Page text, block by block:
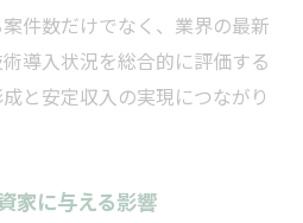
件数だけでなく、業界の最新
導入状況を総合的に評価する
と安定収入の実現につながり
家に与える影響